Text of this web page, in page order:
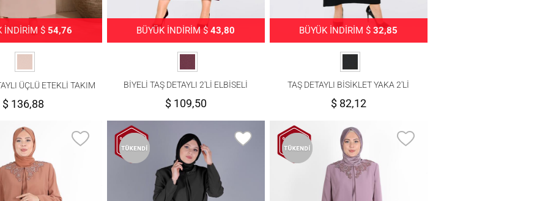
İNDİRİM $54,76
ÜÇLÜ ETEKLİ TAKIM
$ 136,88
BÜYÜK İNDİRİM $43,80
BİYELİ TAŞ DETAYLI 2′Lİ ELBİSELİ
TAKIM 3466E
$ 109,50
BÜYÜK İNDİRİM $32,85
TAŞ DETAYLI BİSİKLET YAKA 2′Lİ
ELBİSELİ TAKIM 3467E
$ 82,12